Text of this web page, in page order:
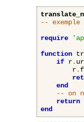
--
require
function
if r.
        r
.
end
-- on
return
end